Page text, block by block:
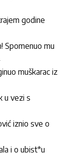
godine
Spomenuo mu
muškarac iz
u vezi s
iznio sve o
i o ubist*u